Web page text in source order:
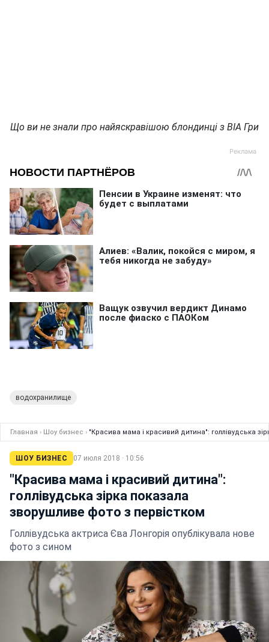
Що ви не знали про найяскравішою блондинці з ВІА Гри
водохранилище
Главная › Шоу бизнес › "Красива мама і красивий дитина": голлівудська
ШОУ БИЗНЕС 07 июля 2018 · 10:56
"Красива мама і красивий дитина":
голлівудська зірка показала
зворушливе фото з первістком
Голлівудська актриса Єва Лонгорія опублікувала нове
фото з сином